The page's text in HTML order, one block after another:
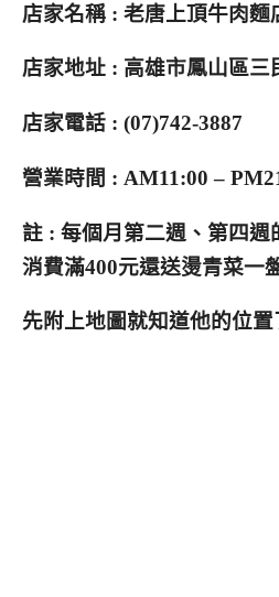
店家名稱 : 老唐上頂牛肉麵
店家地址 : 高雄市鳳山區三
店家電話 : (07)742-3887
營業時間 : AM11:00 –
註 : 每個月第二週、第四週
消費滿400元還送燙青菜一
先附上地圖就知道他的位置